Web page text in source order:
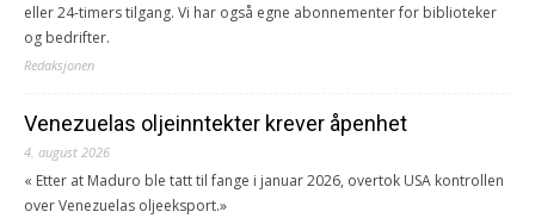
eller 24-timers tilgang. Vi har også egne abonnementer for biblioteker
og bedrifter.
Redaksjonen
Venezuelas oljeinntekter krever åpenhet
4. august 2026
« Etter at Maduro ble tatt til fange i januar 2026, overtok USA kontrollen
over Venezuelas oljeeksport.»